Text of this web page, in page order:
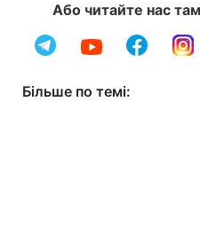
Або читайте нас
Більше по темі: